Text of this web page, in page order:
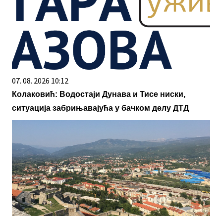
07. 08. 2026 10:12
Колаковић: Водостаји Дунава и Тисе ниски,
ситуација забрињавајућа у бачком делу ДТД